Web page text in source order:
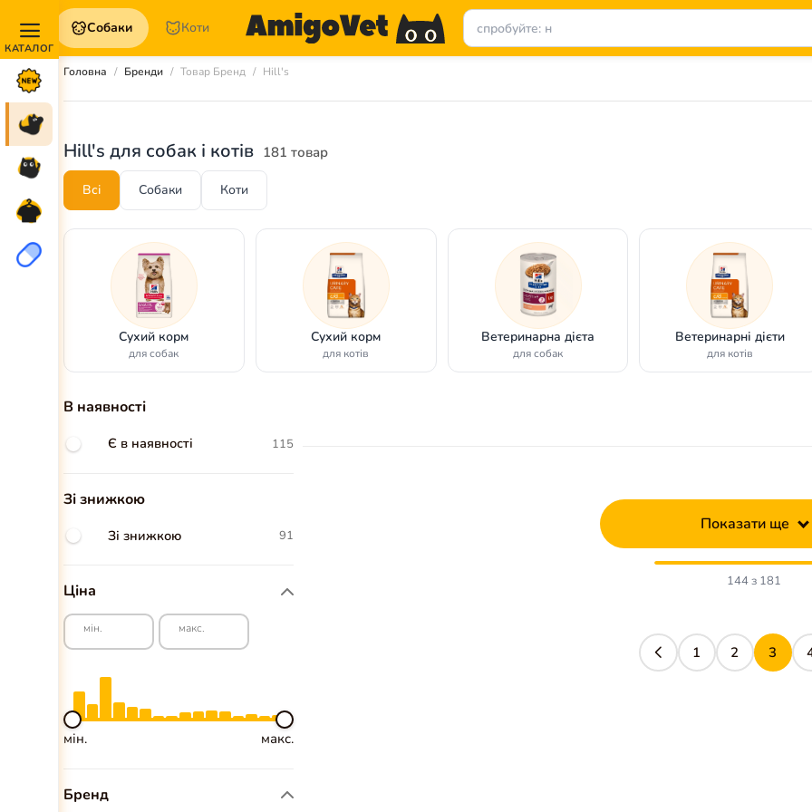
Собаки Коти
Головна Бренди Товар Бренд Hill's
Hill's для собак і котів 181 товар
Всі Собаки Коти
Сухий корм
для собак
Сухий корм
для котів
Ветеринарна дієта
для собак
Ветеринарні дієти
для котів
В наявності
Є в наявності 115
Зі знижкою
Зі знижкою 91
Ціна
мін. макс.
мін. макс.
Бренд
Показати ще
144 з 181
1 2 3
Акції та
Коти
Для